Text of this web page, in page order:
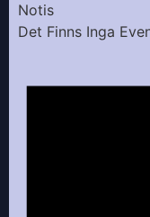
Notis
Det Finns Inga